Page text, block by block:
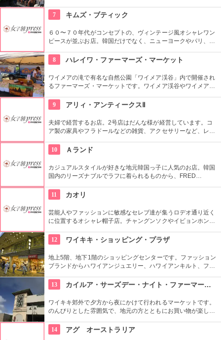
食べたくなっちゃいそう。ロコも観光客も多く集まる人気の朝
市なので、売り切れが発生するかも。なるべく早い時間に行っ
てみよう。
7 キムズ・ブティック
６０〜７０年代がコンセプトの、ヴィンテージ風オシャレワン
ピースが並ぶお店。韓国だけでなく、ニューヨークやパリ、ロ
用とか。質感や柄だけでなく、素材の全てを韓国内で調達する
という徹底したこだわりと、リーズナブルなお値段で買える事
が人気の理由。
8 ハレイワ・ファーマーズ・マーケット
ワイメアの滝で有名な自然公園「ワイメア渓谷」内で開催され
るファーマーズ・マーケットです。ワイメア渓谷やワイメアの
していますので、おやつはもちろん、ディナーを楽しむのもア
リですね。
9 アリィ・アンティークスⅡ
夫婦で経営するお店。2号店はだんな様が経営しています。コ
ア製の家具やフラドールなどの雑貨、アクセサリーなど、レト
お、1号店は奥様が経営し、食器類などの女性好みのアイテム
が多数セレクトされています。
10 Ａランド
カジュアルスタイルが好きな地元韓国っ子に人気のお店。韓国
国内のリーズナブルでラフに着られるものから、FRED
ジものまで、各ジャンルのファッションをフロア別に楽しめる
のが特徴。
11 カオリ
芸能人やファッションに敏感なセレブ達が集うロデオ通り近く
に位置するオシャレ帽子店。チャングンソクやイビョンホンな
物も。１つ１つ丁寧にこだわって作られているので丈夫で長持
ち。自分へのお土産にも最適。
12 ワイキキ・ショッピング・プラザ
地上5階、地下1階のショッピングセンターです。ファッション
ブランドからハワイアンジュエリー、ハワイアンキルト、フー
覚で買い物ができる楽しい場所です。
13 カイルア・サーズデー・ナイト・ファーマーズ・マーケット
ワイキキ郊外で夕方から夜にかけて行われるマーケットです。
のんびりとした雰囲気で、地元の方とともにお買い物が楽しめ
ワイ産のおいしいグルメが勢ぞろい。ちょうど、早めのディナ
ーに利用できそうですね。
14 アグ オーストラリア